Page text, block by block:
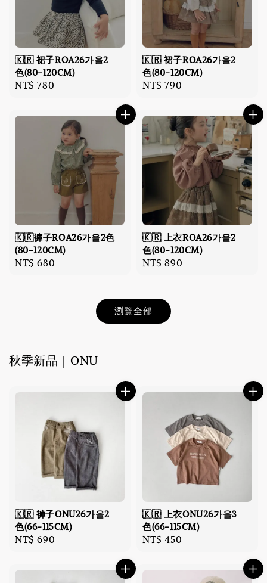
🇰🇷 裙子ROA26가을2
色(80-120CM)
Regular
NT$ 780
🇰🇷 裙子ROA26가을2
色(80-120CM)
Regular
NT$ 790
🇰🇷褲子ROA26가을2色
(80-120CM)
Regular
NT$ 680
🇰🇷 上衣ROA26가을2
色(80-120CM)
Regular
NT$ 890
瀏覽全部
秋季新品｜ONU
🇰🇷 褲子ONU26가을2
色(66-115CM)
Regular
NT$ 690
🇰🇷 上衣ONU26가을3
色(66-115CM)
Regular
NT$ 450